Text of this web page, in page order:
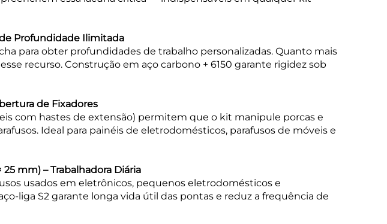
Profundidade Ilimitada
para obter profundidades de trabalho personalizadas. Quanto mais
recurso. Construção em aço carbono + 6150 garante rigidez sob
de Fixadores
com hastes de extensão) permitem que o kit manipule porcas e
Ideal para painéis de eletrodomésticos, parafusos de móveis e
mm) – Trabalhadora Diária
usados em eletrônicos, pequenos eletrodomésticos e
liga S2 garante longa vida útil das pontas e reduz a frequência de